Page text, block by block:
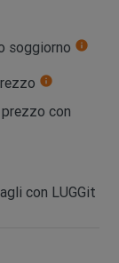
soggiorno info
info
con
con LUGGit